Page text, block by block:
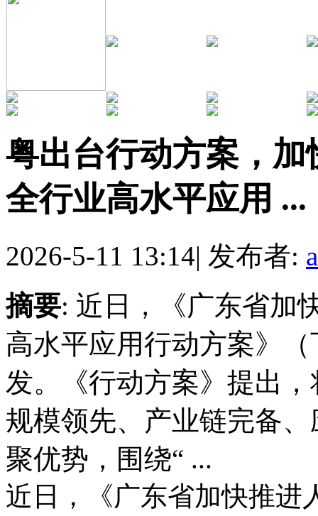
粤出台行动方案，
全行业高水平应用 ...
2026-5-11 13:14| 发布者:
摘要: 近日，《广东省加
高水平应用行动方案》
发。《行动方案》提出
规模领先、产业链完备
聚优势，围绕“ ...
近日，《广东省加快推进